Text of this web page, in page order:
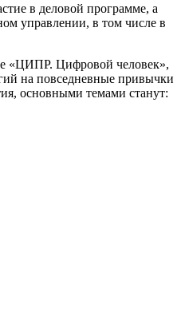
в деловой программе, а
управлении, в том числе в
«ЦИПР. Цифровой человек»,
на повседневные привычки
основными темами станут: